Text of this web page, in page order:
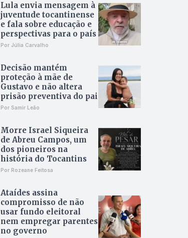
Lula envia mensagem à
juventude tocantinense
e fala sobre educação e
perspectivas para o país
Por Júlia Carvalho
Decisão mantém
proteção à mãe de
Gustavo e não altera
prisão preventiva do pai
Por Samir Leão
Morre Israel Siqueira
de Abreu Campos, um
dos pioneiros na
história do Tocantins
Por Rozeane Feitosa
Ataídes assina
compromisso de não
usar fundo eleitoral
nem empregar parentes
no governo